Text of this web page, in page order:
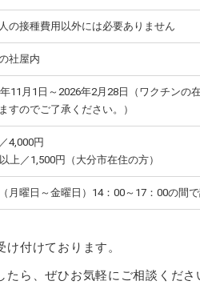
の接種費用以外には必要ありません
社屋内
11月1日～2026年2月28日（ワクチンの
すのでご了承ください。）
4,000円
上／1,500円（大分市在住の方）
月曜日～金曜日）14：00～17：00の間
付けております。
たら、ぜひお気軽にご相談くださ